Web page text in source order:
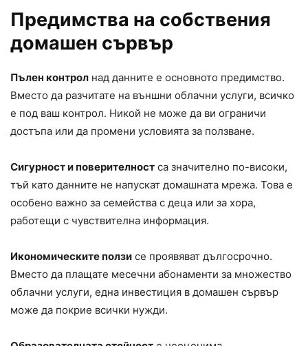
Предимства на собствения
домашен сървър
Пълен контрол над данните е основното предимство.
Вместо да разчитате на външни облачни услуги, всичко
е под ваш контрол. Никой не може да ви ограничи
достъпа или да промени условията за ползване.
Сигурност и поверителност са значително по-високи,
тъй като данните не напускат домашната мрежа. Това е
особено важно за семейства с деца или за хора,
работещи с чувствителна информация.
Икономическите ползи се проявяват дългосрочно.
Вместо да плащате месечни абонаменти за множество
облачни услуги, една инвестиция в домашен сървър
може да покрие всички нужди.